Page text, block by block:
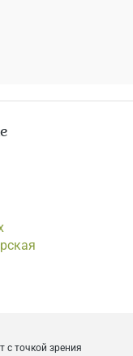
с точкой зрения